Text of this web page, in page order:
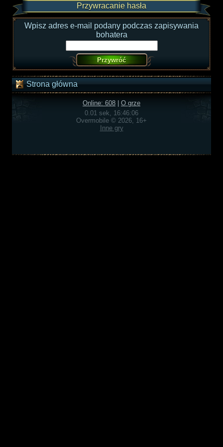
Przywracanie hasła
Wpisz adres e-mail podany podczas zapisywania
bohatera
Strona główna
Online: 608
O grze
0.01 sek, 16:46:06
Overmobile © 2026, 16+
Inne gry